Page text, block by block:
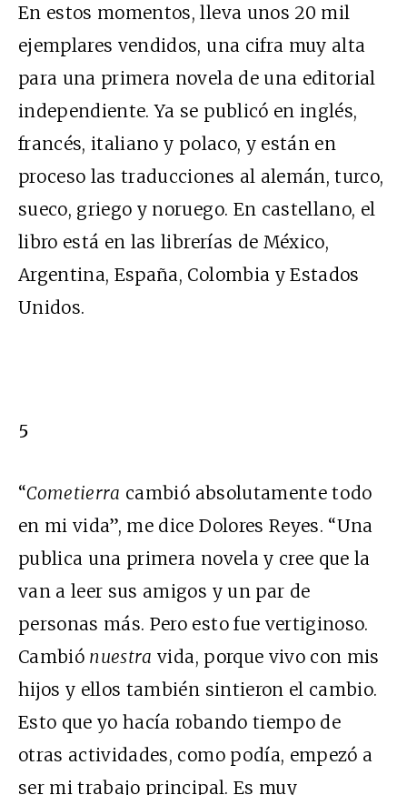
En estos momentos, lleva unos 20 mil
ejemplares vendidos, una cifra muy alta
para una primera novela de una editorial
independiente. Ya se publicó en inglés,
francés, italiano y polaco, y están en
proceso las traducciones al alemán, turco,
sueco, griego y noruego. En castellano, el
libro está en las librerías de México,
Argentina, España, Colombia y Estados
Unidos.
5
“Cometierra cambió absolutamente todo
en mi vida”, me dice Dolores Reyes. “Una
publica una primera novela y cree que la
van a leer sus amigos y un par de
personas más. Pero esto fue vertiginoso.
Cambió nuestra vida, porque vivo con mis
hijos y ellos también sintieron el cambio.
Esto que yo hacía robando tiempo de
otras actividades, como podía, empezó a
ser mi trabajo principal. Es muy